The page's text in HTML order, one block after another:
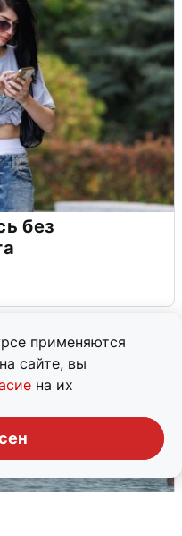
применяются
сайте, вы
на их
без